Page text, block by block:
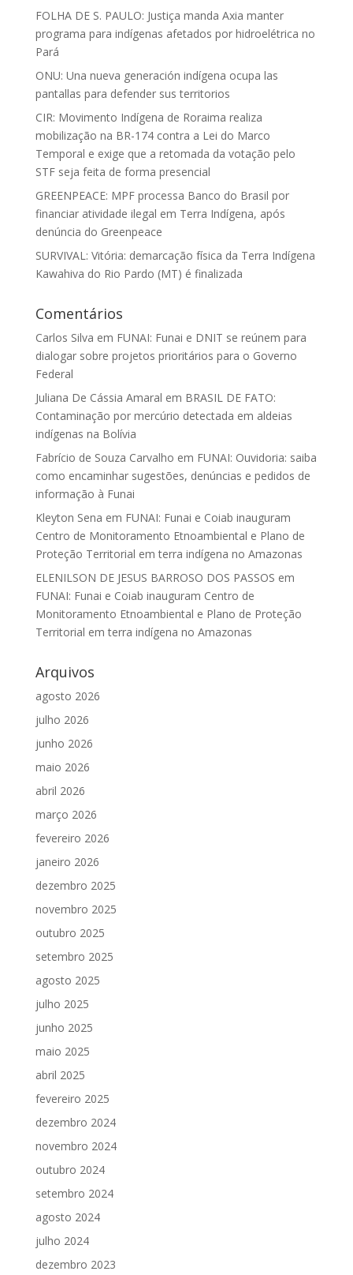
FOLHA DE S. PAULO: Justiça manda Axia manter
programa para indígenas afetados por hidroelétrica no
Pará
ONU: Una nueva generación indígena ocupa las
pantallas para defender sus territorios
CIR: Movimento Indígena de Roraima realiza
mobilização na BR-174 contra a Lei do Marco
Temporal e exige que a retomada da votação pelo
STF seja feita de forma presencial
GREENPEACE: MPF processa Banco do Brasil por
financiar atividade ilegal em Terra Indígena, após
denúncia do Greenpeace
SURVIVAL: Vitória: demarcação física da Terra Indígena
Kawahiva do Rio Pardo (MT) é finalizada
Comentários
Carlos Silva em FUNAI: Funai e DNIT se reúnem para
dialogar sobre projetos prioritários para o Governo
Federal
Juliana De Cássia Amaral em BRASIL DE FATO:
Contaminação por mercúrio detectada em aldeias
indígenas na Bolívia
Fabrício de Souza Carvalho em FUNAI: Ouvidoria: saiba
como encaminhar sugestões, denúncias e pedidos de
informação à Funai
Kleyton Sena em FUNAI: Funai e Coiab inauguram
Centro de Monitoramento Etnoambiental e Plano de
Proteção Territorial em terra indígena no Amazonas
ELENILSON DE JESUS BARROSO DOS PASSOS em
FUNAI: Funai e Coiab inauguram Centro de
Monitoramento Etnoambiental e Plano de Proteção
Territorial em terra indígena no Amazonas
Arquivos
agosto 2026
julho 2026
junho 2026
maio 2026
abril 2026
março 2026
fevereiro 2026
janeiro 2026
dezembro 2025
novembro 2025
outubro 2025
setembro 2025
agosto 2025
julho 2025
junho 2025
maio 2025
abril 2025
fevereiro 2025
dezembro 2024
novembro 2024
outubro 2024
setembro 2024
agosto 2024
julho 2024
dezembro 2023